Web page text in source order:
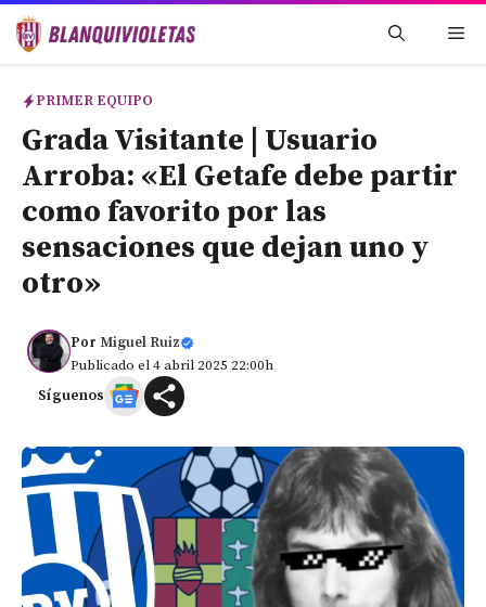
Saltar
PRIMER EQUIPO
Grada Visitante | Usuario
Arroba: «El Getafe debe partir
como favorito por las
sensaciones que dejan uno y
otro»
Por Miguel Ruiz
Publicado el 4 abril 2025 22:00h
Síguenos